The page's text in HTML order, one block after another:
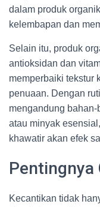
dalam produk
kelembapan dan
Selain itu, produk
antioksidan dan
memperbaiki tekstur
penuaan. Dengan
mengandung
atau minyak
khawatir akan efek
Pentingnya
Kecantikan tidak